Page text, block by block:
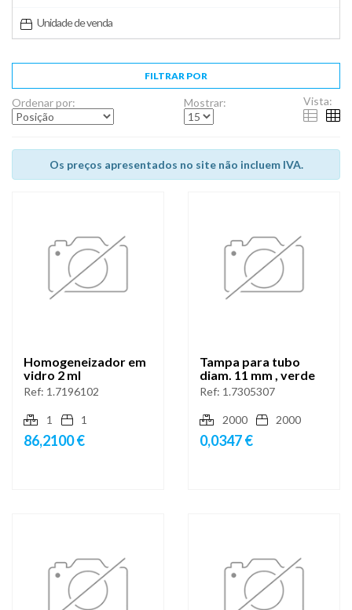
Unidade de venda
FILTRAR POR
Ordenar por: Mostrar: Vista:
Os preços apresentados no site não incluem IVA.
Homogeneizador em
vidro 2 ml
Ref: 1.7196102
1 1
86,2100 €
Tampa para tubo
diam. 11 mm , verde
Ref: 1.7305307
2000 2000
0,0347 €